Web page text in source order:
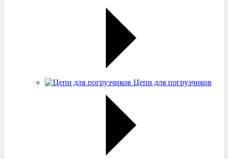
Цепи для погрузчиков